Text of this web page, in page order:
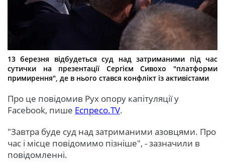
13 березня відбудеться суд над затриманими під час
сутички на презентації Сергієм Сивохо "платформи
примирення", де в нього стався конфлікт із активістами
Про це повідомив Рух опору капітуляції у
Facebook, пише Еспресо.TV.
"Завтра буде суд над затриманими азовцями. Про
час і місце повідомимо пізніше", - зазначили в
повідомленні.